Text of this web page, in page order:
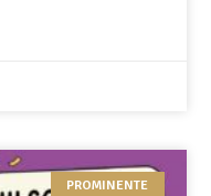
PROMINENTE